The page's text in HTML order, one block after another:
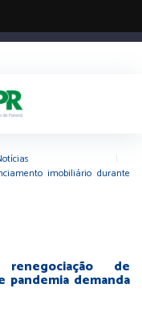
imobiliário durante
de
demanda